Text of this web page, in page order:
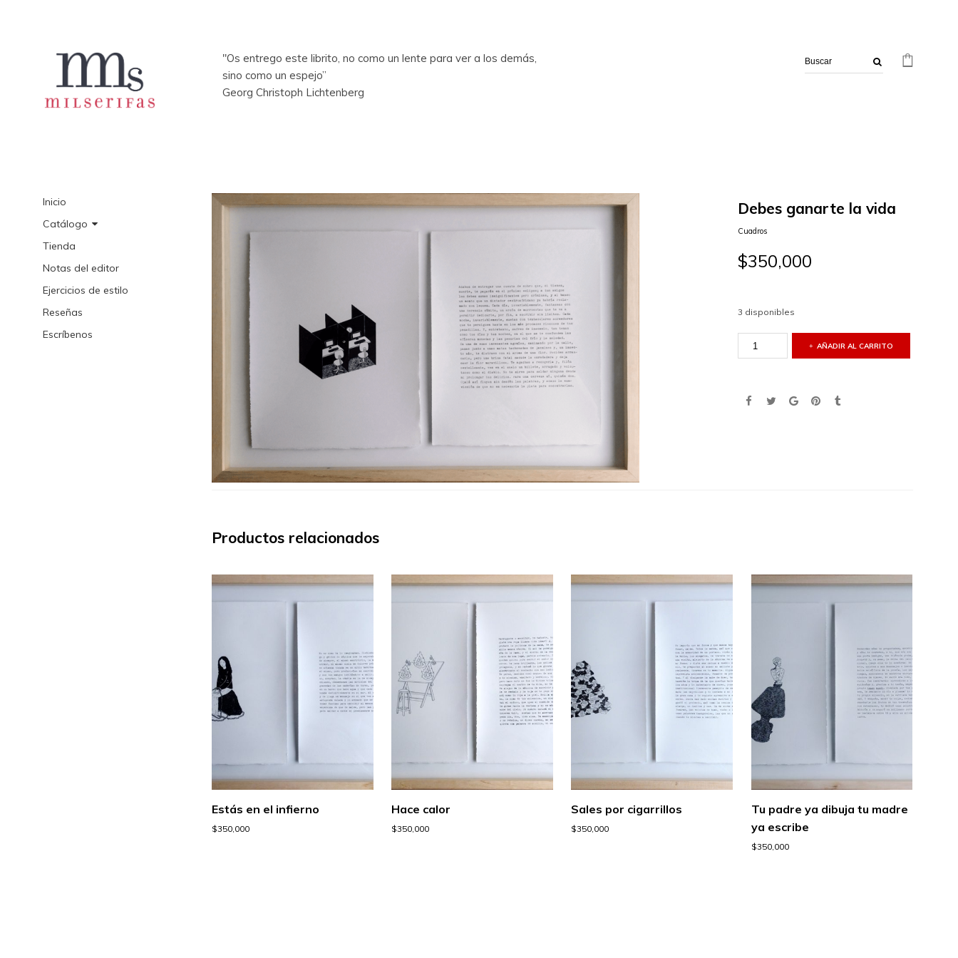
"Os entrego este librito, no como un lente para ver a los demás,
sino como un espejo”
Georg Christoph Lichtenberg
$
Inicio
Catálogo
Tienda
Notas del editor
Ejercicios de estilo
Reseñas
Escríbenos
Debes ganarte la vida
Cuadros
$350,000
3 disponibles
AÑADIR AL CARRITO
Productos relacionados
Estás en el infierno
$350,000
Hace calor
$350,000
Sales por cigarrillos
$350,000
Tu padre ya dibuja tu madre
ya escribe
$350,000